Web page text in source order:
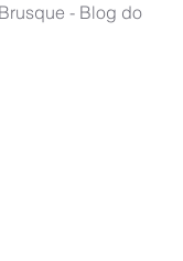
- Blog do